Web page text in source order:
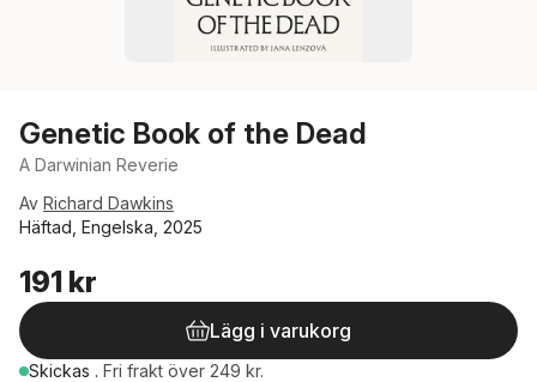
Genetic Book of the Dead
A Darwinian Reverie
Av Richard Dawkins
Häftad, Engelska, 2025
191 kr
Lägg i varukorg
Skickas . Fri frakt över 249 kr.